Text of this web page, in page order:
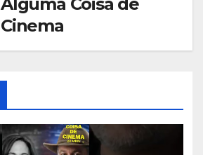
Cinema